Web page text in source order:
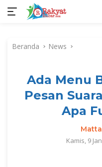
kontenBeranda News
Ada Menu
Pesan
Apa
Kamis, 9